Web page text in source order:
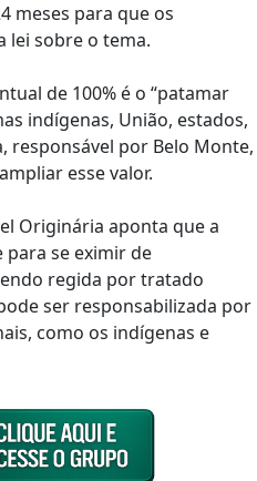
meses para que os
lei sobre o tema.
de 100% é o “patamar
indígenas, União, estados,
responsável por Belo Monte,
esse valor.
Originária aponta que a
se eximir de
regida por tratado
ser responsabilizada por
como os indígenas e